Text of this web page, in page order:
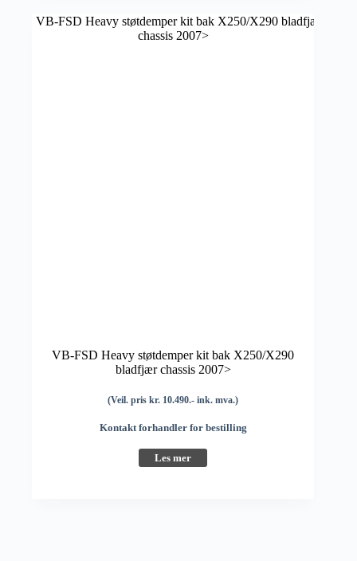
VB-FSD Heavy støtdemper kit bak X250/X290
bladfjær chassis 2007>
(Veil. pris kr. 10.490.- ink. mva.)
Kontakt forhandler for bestilling
Les mer